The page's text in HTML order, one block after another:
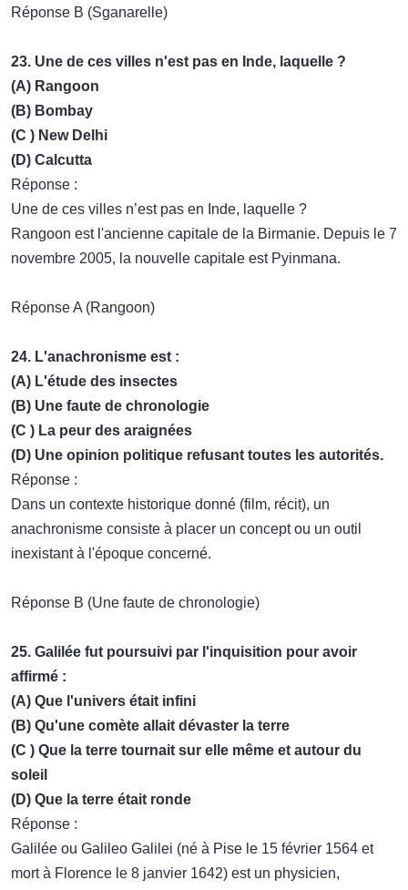
Réponse B (Sganarelle)
23. Une de ces villes n'est pas en Inde, laquelle ?
(A) Rangoon
(B) Bombay
(C ) New Delhi
(D) Calcutta
Réponse :
Une de ces villes n’est pas en Inde, laquelle ?
Rangoon est l'ancienne capitale de la Birmanie. Depuis le 7
novembre 2005, la nouvelle capitale est Pyinmana.
Réponse A (Rangoon)
24. L'anachronisme est :
(A) L'étude des insectes
(B) Une faute de chronologie
(C ) La peur des araignées
(D) Une opinion politique refusant toutes les autorités.
Réponse :
Dans un contexte historique donné (film, récit), un
anachronisme consiste à placer un concept ou un outil
inexistant à l'époque concerné.
Réponse B (Une faute de chronologie)
25. Galilée fut poursuivi par l'inquisition pour avoir
affirmé :
(A) Que l'univers était infini
(B) Qu'une comète allait dévaster la terre
(C ) Que la terre tournait sur elle même et autour du
soleil
(D) Que la terre était ronde
Réponse :
Galilée ou Galileo Galilei (né à Pise le 15 février 1564 et
mort à Florence le 8 janvier 1642) est un physicien,